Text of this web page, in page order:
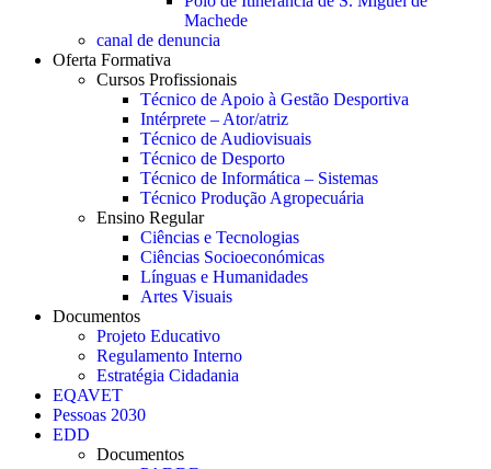
Machede
canal de denuncia
Oferta Formativa
Cursos Profissionais
Técnico de Apoio à Gestão Desportiva
Intérprete – Ator/atriz
Técnico de Audiovisuais
Técnico de Desporto
Técnico de Informática – Sistemas
Técnico Produção Agropecuária
Ensino Regular
Ciências e Tecnologias
Ciências Socioeconómicas
Línguas e Humanidades
Artes Visuais
Documentos
Projeto Educativo
Regulamento Interno
Estratégia Cidadania
EQAVET
Pessoas 2030
EDD
Documentos